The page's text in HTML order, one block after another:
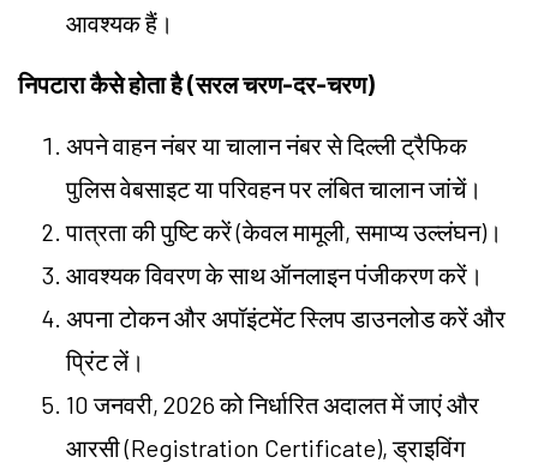
आवश्यक हैं।
निपटारा कैसे होता है (सरल चरण-दर-चरण)
अपने वाहन नंबर या चालान नंबर से दिल्ली ट्रैफिक
पुलिस वेबसाइट या परिवहन पर लंबित चालान जांचें।
पात्रता की पुष्टि करें (केवल मामूली, समाप्य उल्लंघन)।
आवश्यक विवरण के साथ ऑनलाइन पंजीकरण करें।
अपना टोकन और अपॉइंटमेंट स्लिप डाउनलोड करें और
प्रिंट लें।
10 जनवरी, 2026 को निर्धारित अदालत में जाएं और
आरसी (Registration Certificate), ड्राइविंग